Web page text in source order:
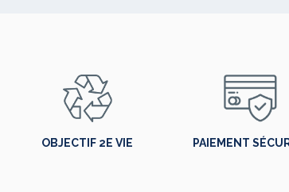
OBJECTIF 2E VIE PAIEMENT